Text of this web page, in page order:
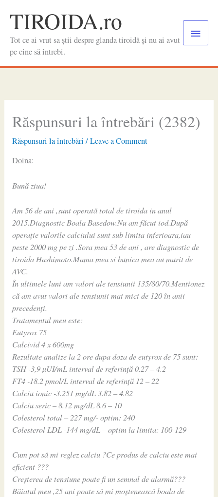
contentTIROIDA.ro
Tot ce ai vrut sa știi despre glanda tiroidă și nu ai avut
pe cine să întrebi.
Main
Răspunsuri la întrebări (2382)
Răspunsuri la întrebări /Leave a Comment
Doina:
Bună ziua!
Am 56 de ani ,sunt operată total de tiroida in anul
2015.Diagnostic Boala Basedow.Nu am făcut iod.După
operație valorile calciului sunt sub limita inferioara,iau
peste 2000 mg pe zi .Sora mea 53 de ani , are diagnostic de
tiroida Hashimoto.Mama mea si bunica mea au murit de
AVC.
În ultimele luni am valori ale tensiunii 135/80/70.Mentionez
că am avut valori ale tensiunii mai mici de 120 în anii
precedenți.
Tratamentul meu este:
Eutyrox 75
Calcivid 4 x 600mg
Rezultate analize la 2 ore dupa doza de eutyrox de 75 sunt:
TSH -3,9 µUI/mL interval de referință 0.27 – 4.2
FT4 -18.2 pmol/L interval de referință 12 – 22
Calciu ionic -3.251 mg/dL 3.82 – 4.82
Calciu seric – 8.12 mg/dL 8.6 – 10
Colesterol total – 227 mg/- optim: 240
Colesterol LDL -144 mg/dL – optim la limita: 100-129
Cum pot să mi reglez calciu ?Ce produs de calciu este mai
eficient ???
Creșterea de tensiune poate fi un semnal de alarmă???
Băiatul meu ,25 ani poate să mi moștenească boala de